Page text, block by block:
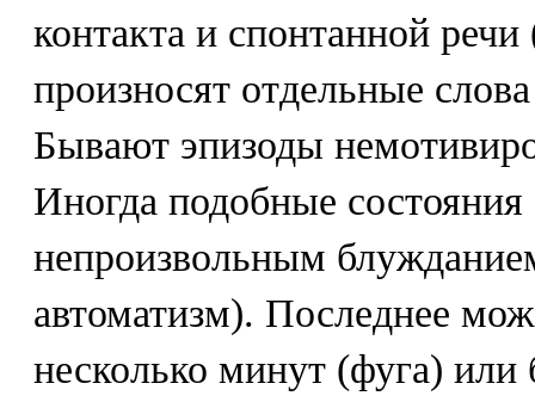
контакта и спонтанной
произносят отдельные
Бывают эпизоды
Иногда подобные состояния
непроизвольным
автоматизм). Последнее
несколько минут (фуга) или